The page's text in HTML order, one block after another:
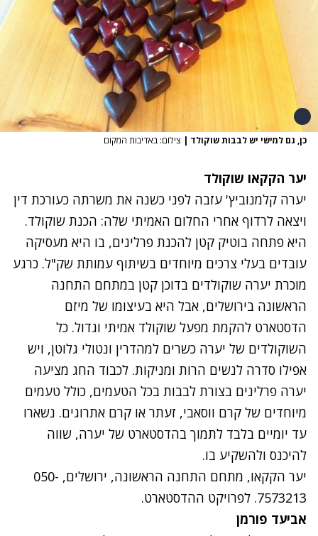
כן, גם למישי יש לבבות שוקולד | צילום: באדיבות המקום
יער הקקאו שוקולד
יערה קלמנוביץ' עזבה לפני כשנה את משרתה כעורכת דין
ויצאה לרדוף אחרי החלום האמיתי שלה: הכנת שוקולד.
היא פתחה בוטיק קטן להכנת פרלינים, בו היא מעסיקה
עובדים בעלי צרכים מיוחדים בשיתוף עמותת שק"ל. כרגע
מוכרת יערה שוקולדים בדוכן קטן במתחם התחנה
הראשונה בירושלים, אבל היא בעיצומו של מיזם
הדסטארט להקמת מפעל שוקולד אמיתי וגדול. כל
השוקולדים של יערה כשרים למהדרין ונטולי גלוטן, ויש
אפילו סדרה לנשים הרות ומניקות. לכבוד החג מציעה
יערה פרלינים בצורת לבבות בכל הטעמים, כולל טעמים
מיוחדים של קרם ווסאבי, זעתר או קרם אתרוגים. נשארו
עד יומיים בלבד לתמוך בהדסטארט של יערה, שווה
להיכנס ולהשקיע בו.
יער הקקאו, מתחם התחנה הראשונה, ירושלים, 050-
7573213. לפרויקט ההדסטארט.
אביעד פורמן